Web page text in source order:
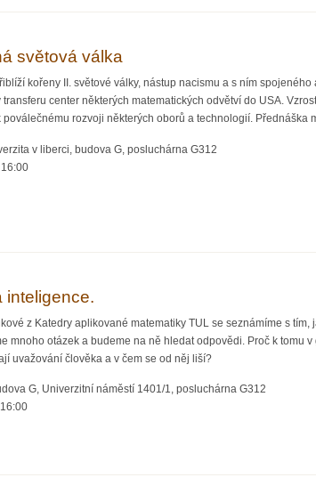
světová válka
kořeny II. světové války, nástup nacismu a s ním
center některých matematických odvětví do USA.
rozvoji některých oborů a technologií.
v liberci, budova G, posluchárna G312
inteligence.
z Katedry aplikované matematiky TUL se seznámíme s
mnoho otázek a budeme na ně hledat odpovědi. Proč k
uvažování člověka a v čem se od něj liší?
G, Univerzitní náměstí 1401/1, posluchárna G312